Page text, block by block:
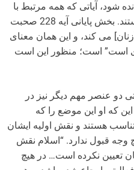
شود، آیاتی که همه مرتبط با
جدائی زوجین و حمایت از زنان هستند. بخش پایانی آیه 228 صحبت
می کند، و این همان معنای
است” است؛ منظور این است
دو عنصر مهم دیگر نیز در
که او این موضع را که
هستند و نقش اولیه ایشان
قبول ندارد. “اسلام نقش
تعیین نکرده است… در هیچ